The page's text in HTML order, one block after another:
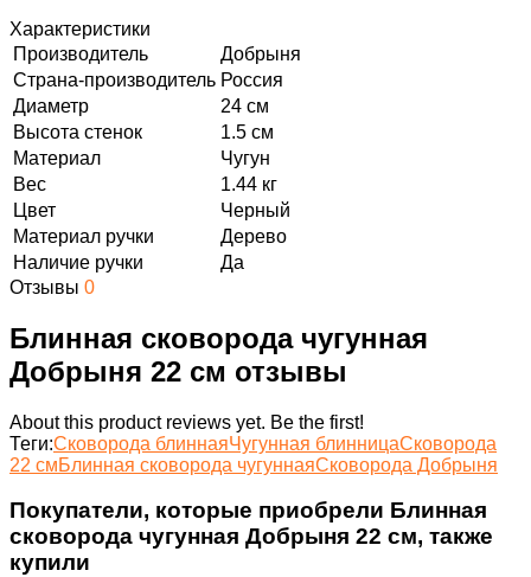
Характеристики
Производитель
Добрыня
Страна-производитель Россия
Диаметр
24 см
Высота стенок
1.5 см
Материал
Чугун
Вес
1.44 кг
Цвет
Черный
Материал ручки
Дерево
Наличие ручки
Да
Отзывы 0
Блинная сковорода чугунная
Добрыня 22 см отзывы
About this product reviews yet. Be the first!
Теги:Сковорода блиннаяЧугунная блинницаСковорода
22 смБлинная сковорода чугуннаяСковорода Добрыня
Покупатели, которые приобрели Блинная
сковорода чугунная Добрыня 22 см, также
купили